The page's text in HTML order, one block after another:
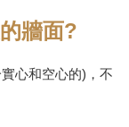
牆面?
心和空心的)，不